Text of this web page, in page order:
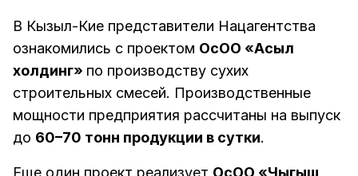
В Кызыл-Кие представители Нацагентства
ознакомились с проектом ОсОО «Асыл
холдинг» по производству сухих
строительных смесей. Производственные
мощности предприятия рассчитаны на выпуск
до 60–70 тонн продукции в сутки.
Еще один проект реализует ОсОО «Чыгыш